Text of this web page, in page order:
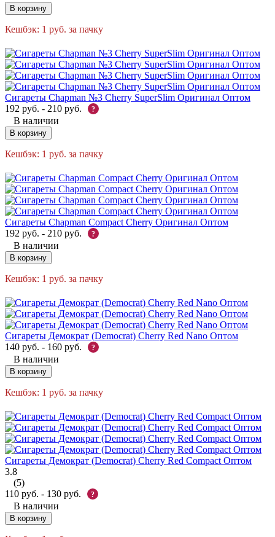
В корзину
Кешбэк: 1 руб. за пачку
Сигареты Chapman №3 Cherry SuperSlim Оригинал Оптом
192 руб. - 210 руб. ?
В наличии
В корзину
Кешбэк: 1 руб. за пачку
Сигареты Chapman Compact Cherry Оригинал Оптом
192 руб. - 210 руб. ?
В наличии
В корзину
Кешбэк: 1 руб. за пачку
Сигареты Демократ (Democrat) Cherry Red Nano Оптом
140 руб. - 160 руб. ?
В наличии
В корзину
Кешбэк: 1 руб. за пачку
Сигареты Демократ (Democrat) Cherry Red Compact Оптом
3.8
(5)
110 руб. - 130 руб. ?
В наличии
В корзину